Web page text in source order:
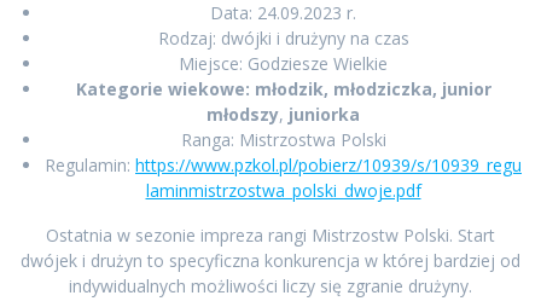
Data: 24.09.2023 r.
Rodzaj: dwójki i drużyny na czas
Miejsce: Godziesze Wielkie
Kategorie wiekowe: młodzik, młodziczka, junior
młodszy, juniorka
Ranga: Mistrzostwa Polski
Regulamin: https://www.pzkol.pl/pobierz/10939/s/10939_regu
laminmistrzostwa_polski_dwoje.pdf
Ostatnia w sezonie impreza rangi Mistrzostw Polski. Start
dwójek i drużyn to specyficzna konkurencja w której bardziej od
indywidualnych możliwości liczy się zgranie drużyny.